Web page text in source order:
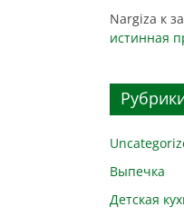
Nargiza к
истинная
Выпечка
Детская